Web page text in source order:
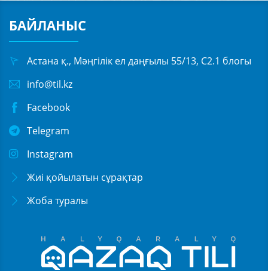
БАЙЛАНЫС
Астана қ., Мәңгілік ел даңғылы 55/13, С2.1 блогы
info@til.kz
Facebook
Telegram
Instagram
Жиі қойылатын сұрақтар
Жоба туралы